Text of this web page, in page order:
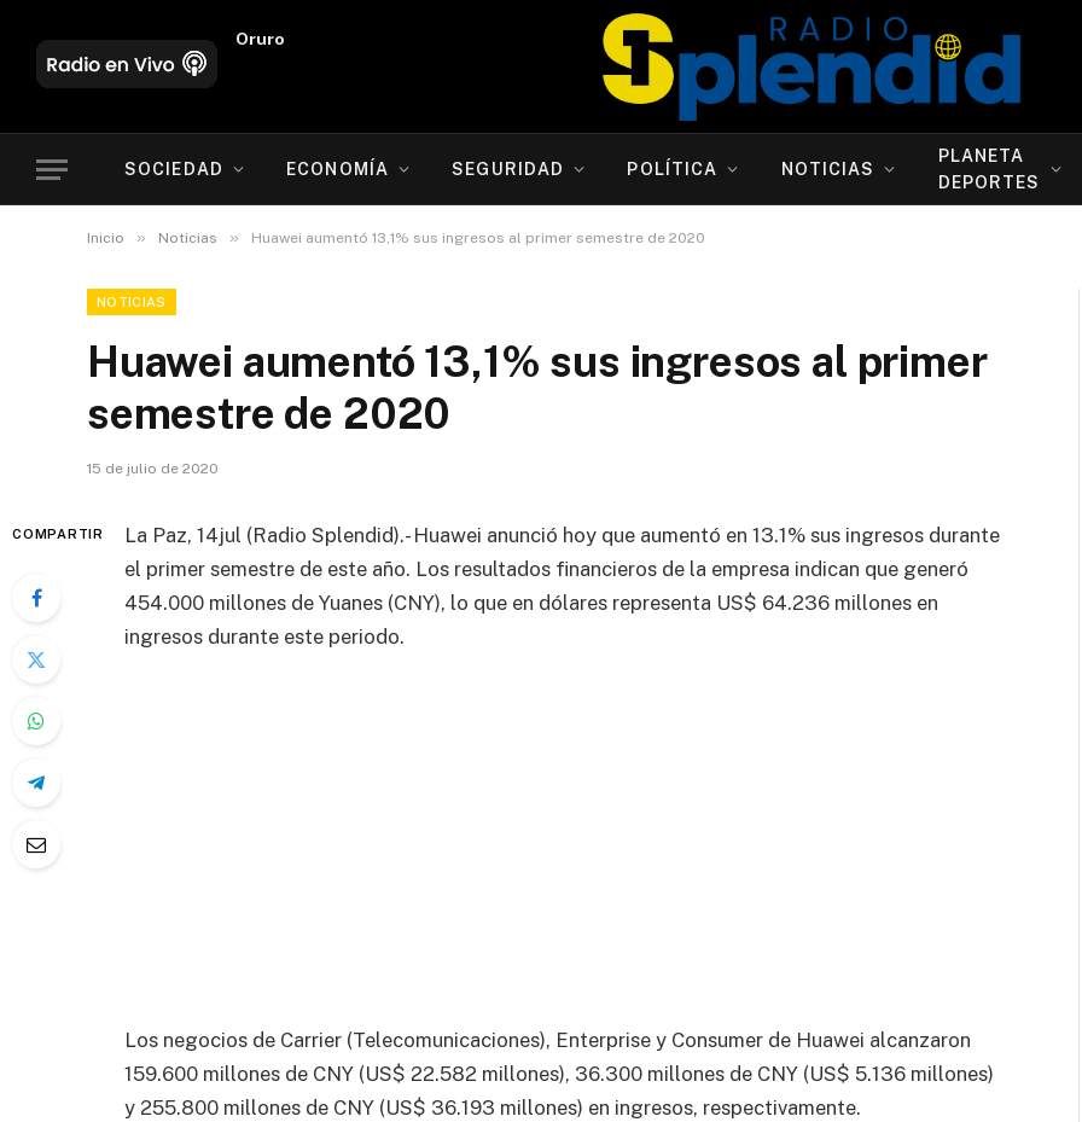
Oruro
SOCIEDAD ECONOMÍA SEGURIDAD POLÍTICA NOTICIAS
PLANETA
DEPORTES
Inicio » Noticias » Huawei aumentó 13,1% sus ingresos al primer semestre de 2020
NOTICIAS
Huawei aumentó 13,1% sus ingresos al primer
semestre de 2020
15 de julio de 2020
COMPARTIR
La Paz, 14jul (Radio Splendid).- Huawei anunció hoy que aumentó en 13.1% sus ingresos durante
el primer semestre de este año. Los resultados financieros de la empresa indican que generó
454.000 millones de Yuanes (CNY), lo que en dólares representa US$ 64.236 millones en
ingresos durante este periodo.
Los negocios de Carrier (Telecomunicaciones), Enterprise y Consumer de Huawei alcanzaron
159.600 millones de CNY (US$ 22.582 millones), 36.300 millones de CNY (US$ 5.136 millones)
y 255.800 millones de CNY (US$ 36.193 millones) en ingresos, respectivamente.